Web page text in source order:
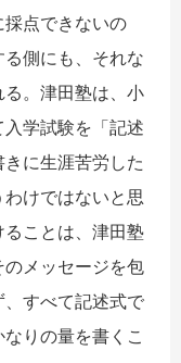
点できないの
側にも、それな
。津田塾は、小
学試験を「記述
に生涯苦労した
けではないと思
ことは、津田塾
メッセージを包
すべて記述式で
りの量を書くこ